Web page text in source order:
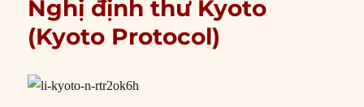
Nghị định thư Kyoto
(Kyoto Protocol)